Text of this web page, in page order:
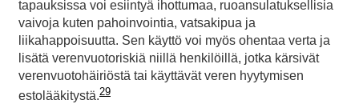
tapauksissa voi esiintyä ihottumaa, ruoansulatuksellisia
vaivoja kuten pahoinvointia, vatsakipua ja
liikahappoisuutta. Sen käyttö voi myös ohentaa verta ja
lisätä verenvuotoriskiä niillä henkilöillä, jotka kärsivät
verenvuotohäiriöstä tai käyttävät veren hyytymisen
estolääkitystä.29